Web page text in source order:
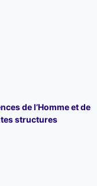
de l’Homme et de
structures